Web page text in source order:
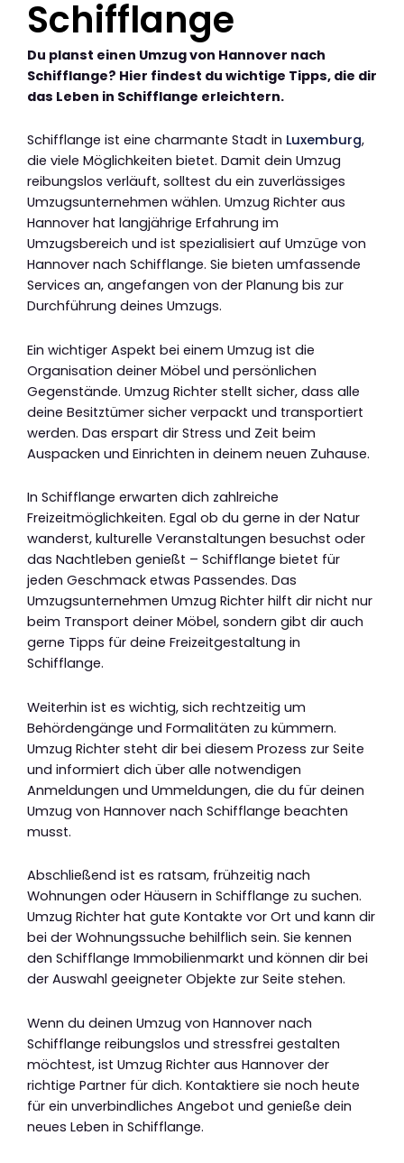
Schifflange
Du planst einen Umzug von Hannover nach
Schifflange? Hier findest du wichtige Tipps, die dir
das Leben in Schifflange erleichtern.
Schifflange ist eine charmante Stadt in Luxemburg,
die viele Möglichkeiten bietet. Damit dein Umzug
reibungslos verläuft, solltest du ein zuverlässiges
Umzugsunternehmen wählen. Umzug Richter aus
Hannover hat langjährige Erfahrung im
Umzugsbereich und ist spezialisiert auf Umzüge von
Hannover nach Schifflange. Sie bieten umfassende
Services an, angefangen von der Planung bis zur
Durchführung deines Umzugs.
Ein wichtiger Aspekt bei einem Umzug ist die
Organisation deiner Möbel und persönlichen
Gegenstände. Umzug Richter stellt sicher, dass alle
deine Besitztümer sicher verpackt und transportiert
werden. Das erspart dir Stress und Zeit beim
Auspacken und Einrichten in deinem neuen Zuhause.
In Schifflange erwarten dich zahlreiche
Freizeitmöglichkeiten. Egal ob du gerne in der Natur
wanderst, kulturelle Veranstaltungen besuchst oder
das Nachtleben genießt – Schifflange bietet für
jeden Geschmack etwas Passendes. Das
Umzugsunternehmen Umzug Richter hilft dir nicht nur
beim Transport deiner Möbel, sondern gibt dir auch
gerne Tipps für deine Freizeitgestaltung in
Schifflange.
Weiterhin ist es wichtig, sich rechtzeitig um
Behördengänge und Formalitäten zu kümmern.
Umzug Richter steht dir bei diesem Prozess zur Seite
und informiert dich über alle notwendigen
Anmeldungen und Ummeldungen, die du für deinen
Umzug von Hannover nach Schifflange beachten
musst.
Abschließend ist es ratsam, frühzeitig nach
Wohnungen oder Häusern in Schifflange zu suchen.
Umzug Richter hat gute Kontakte vor Ort und kann dir
bei der Wohnungssuche behilflich sein. Sie kennen
den Schifflange Immobilienmarkt und können dir bei
der Auswahl geeigneter Objekte zur Seite stehen.
Wenn du deinen Umzug von Hannover nach
Schifflange reibungslos und stressfrei gestalten
möchtest, ist Umzug Richter aus Hannover der
richtige Partner für dich. Kontaktiere sie noch heute
für ein unverbindliches Angebot und genieße dein
neues Leben in Schifflange.